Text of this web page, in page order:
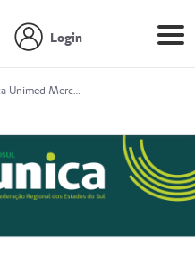
Login
Comunica Unimed Mercosul